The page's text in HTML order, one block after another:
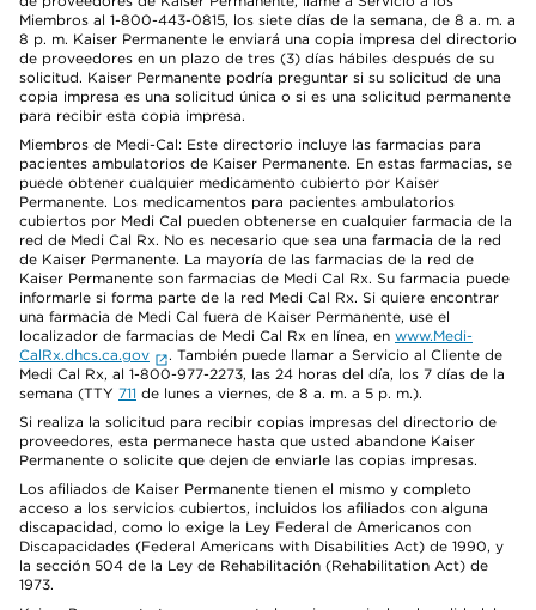
Miembros al 1-800-443-0815, los siete días de la semana, de 8 a. m. a
8 p. m. Kaiser Permanente le enviará una copia impresa del directorio
de proveedores en un plazo de tres (3) días hábiles después de su
solicitud. Kaiser Permanente podría preguntar si su solicitud de una
copia impresa es una solicitud única o si es una solicitud permanente
para recibir esta copia impresa.
Miembros de Medi-Cal: Este directorio incluye las farmacias para
pacientes ambulatorios de Kaiser Permanente. En estas farmacias, se
puede obtener cualquier medicamento cubierto por Kaiser
Permanente. Los medicamentos para pacientes ambulatorios
cubiertos por Medi Cal pueden obtenerse en cualquier farmacia de la
red de Medi Cal Rx. No es necesario que sea una farmacia de la red
de Kaiser Permanente. La mayoría de las farmacias de la red de
Kaiser Permanente son farmacias de Medi Cal Rx. Su farmacia puede
informarle si forma parte de la red Medi Cal Rx. Si quiere encontrar
una farmacia de Medi Cal fuera de Kaiser Permanente, use el
localizador de farmacias de Medi Cal Rx en línea, en www.Medi-
CalRx.dhcs.ca.gov
. También puede llamar a Servicio al Cliente de
Medi Cal Rx, al 1-800-977-2273, las 24 horas del día, los 7 días de la
semana (TTY 711 de lunes a viernes, de 8 a. m. a 5 p. m.).
Si realiza la solicitud para recibir copias impresas del directorio de
proveedores, esta permanece hasta que usted abandone Kaiser
Permanente o solicite que dejen de enviarle las copias impresas.
Los afiliados de Kaiser Permanente tienen el mismo y completo
acceso a los servicios cubiertos, incluidos los afiliados con alguna
discapacidad, como lo exige la Ley Federal de Americanos con
Discapacidades (Federal Americans with Disabilities Act) de 1990, y
la sección 504 de la Ley de Rehabilitación (Rehabilitation Act) de
1973.